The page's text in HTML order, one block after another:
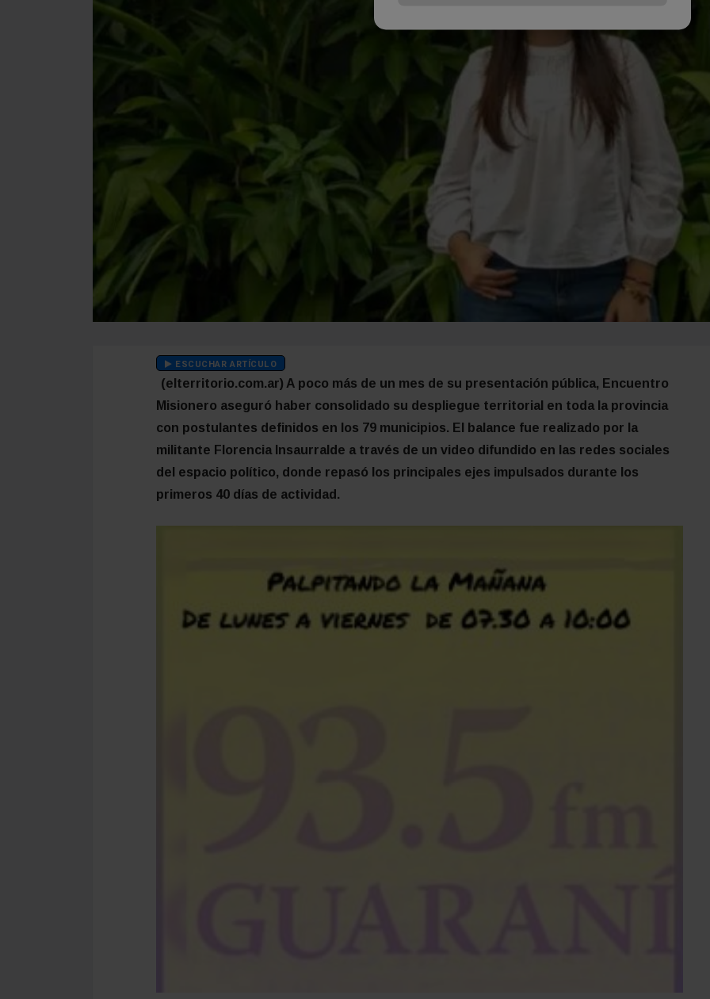
ESCUCHAR ARTÍCULO
(elterritorio.com.ar) A poco más de un mes de su presentación pública, Encuentro
Misionero aseguró haber consolidado su despliegue territorial en toda la provincia
con postulantes definidos en los 79 municipios. El balance fue realizado por la
militante Florencia Insaurralde a través de un video difundido en las redes sociales
del espacio político, donde repasó los principales ejes impulsados durante los
primeros 40 días de actividad.